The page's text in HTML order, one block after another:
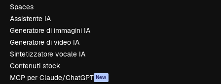
Spaces
Assistente IA
Generatore di immagini IA
Generatore di video IA
Sintetizzatore vocale IA
Contenuti stock
MCP per Claude/ChatGPT New